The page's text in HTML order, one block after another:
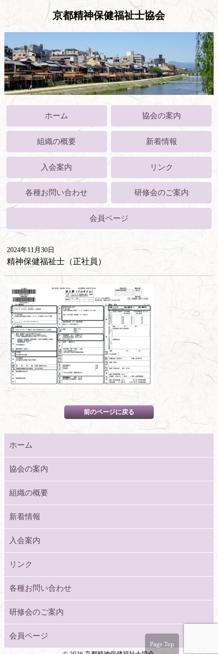
京都精神保健福祉士協会
ホーム 協会の案内
組織の概要 新着情報
入会案内 リンク
各種お問い合わせ 研修会のご案内
会員ページ
2024年11月30日
精神保健福祉士（正社員）
ホーム
協会の案内
組織の概要
新着情報
入会案内
リンク
各種お問い合わせ
研修会のご案内
会員ページ
Page Top